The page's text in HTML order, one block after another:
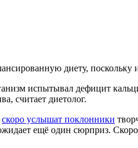
диету, поскольку
испытывал дефицит
считает диетолог.
скоро услышат поклонники
ещё один сюрприз.